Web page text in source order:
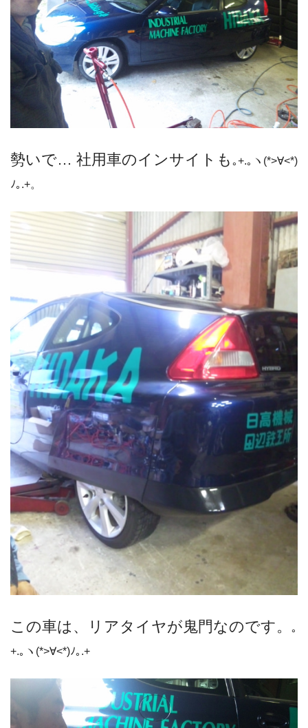
勢いで… 社用車のインサイトも ｡+.｡ヽ(*>∀<*)
ﾉ｡.+。
この車は、リアタイヤが鬼門なのです。
｡
+.｡ヽ(*>∀<*)ﾉ｡.+